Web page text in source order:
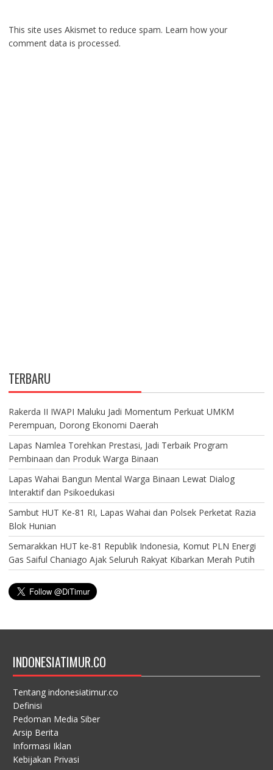
This site uses Akismet to reduce spam. Learn how your
comment data is processed.
TERBARU
Rakerda II IWAPI Maluku Jadi Momentum Perkuat UMKM
Perempuan, Dorong Ekonomi Daerah
Lapas Namlea Torehkan Prestasi, Jadi Terbaik Program
Pembinaan dan Produk Warga Binaan
Lapas Wahai Bangun Mental Warga Binaan Lewat Dialog
Interaktif dan Psikoedukasi
Sambut HUT Ke-81 RI, Lapas Wahai dan Polsek Perketat Razia
Blok Hunian
Semarakkan HUT ke-81 Republik Indonesia, Komut PLN Energi
Gas Saiful Chaniago Ajak Seluruh Rakyat Kibarkan Merah Putih
INDONESIATIMUR.CO
Tentang indonesiatimur.co
Definisi
Pedoman Media Siber
Arsip Berita
Informasi Iklan
Kebijakan Privasi